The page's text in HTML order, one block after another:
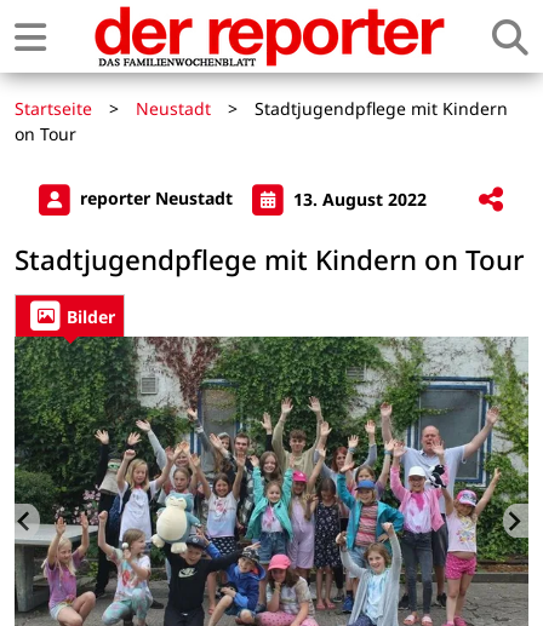
Startseite > Neustadt >
Stadtjugendpflege mit Kindern
on Tour
reporter Neustadt 13. August 2022
Stadtjugendpflege mit Kindern on Tour
Bilder